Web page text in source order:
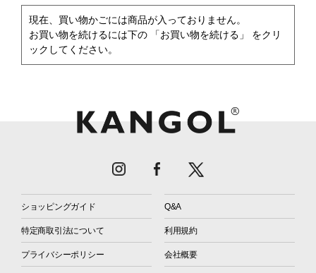
現在、買い物かごには商品が入っておりません。
お買い物を続けるには下の 「お買い物を続ける」 をクリ
ックしてください。
ショッピングガイド Q&A
特定商取引法について 利用規約
プライバシーポリシー 会社概要